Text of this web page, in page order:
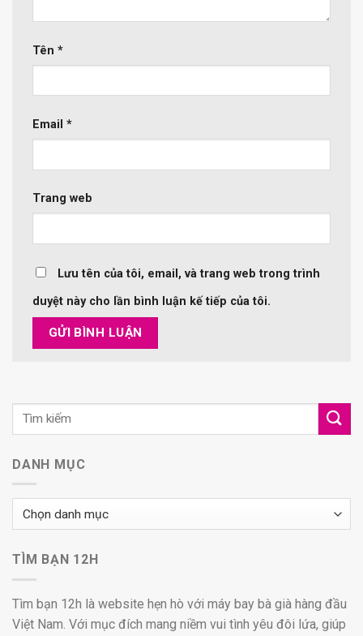
Tên *
Email *
Trang web
Lưu tên của tôi, email, và trang web trong trình
duyệt này cho lần bình luận kế tiếp của tôi.
DANH MỤC
Danh
TÌM BẠN 12H
Tìm bạn 12h là website hẹn hò với máy bay bà già hàng đầu
Việt Nam. Với mục đích mang niềm vui tình yêu đôi lứa, giúp